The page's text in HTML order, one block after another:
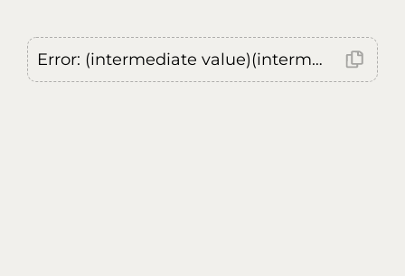
Error: (intermediate value)(intermediate value)(intermediate value).replaceAll is not a function